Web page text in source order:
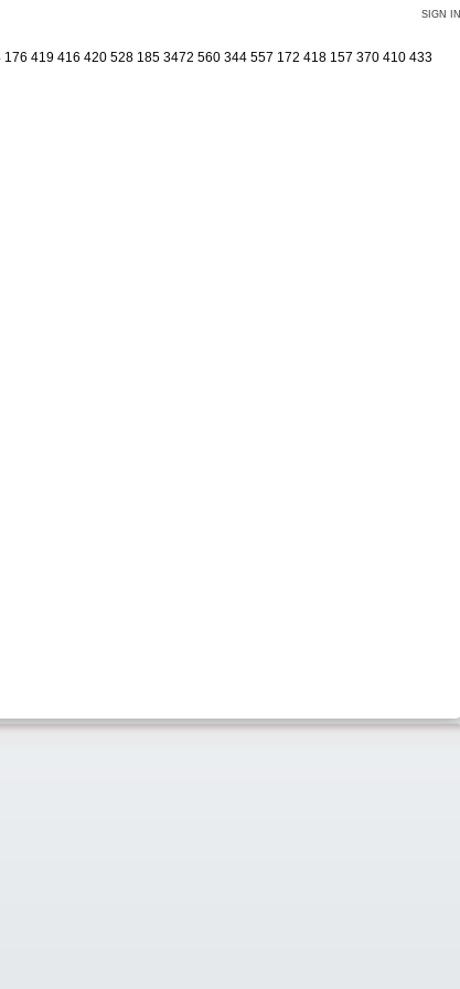
SIGN IN
419 416 420 528 185 3472 560 344 557 172 418 157 370 410 433